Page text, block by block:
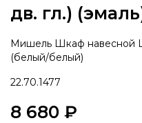
дв. гл.)
Мишель Шкаф навесной
(белый/белый)
22.70.1477
8 680 ₽